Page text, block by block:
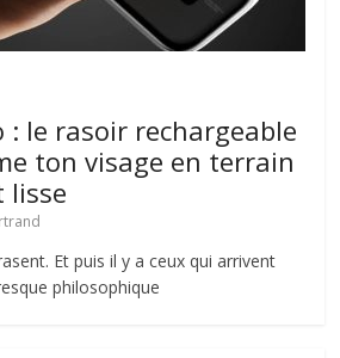
: le rasoir rechargeable
ton visage en terrain
lisse
Et puis il y a ceux qui arrivent
philosophique